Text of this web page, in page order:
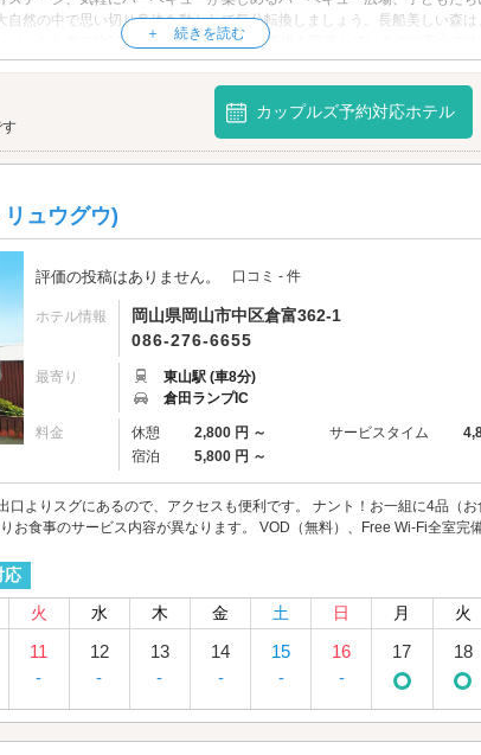
自然の中で思い切り身体を動かして気分転換しましょう。長船美しい森
ジ」から車で約10分です。広々とした駐車場も完備しているので安心です
エリアのラブホテルからもアクセスが便利です。
カップルズ予約対応ホテル
ュウグウ)
評価の投稿はありません。 口コミ - 件
ホテル情報
岡山県岡山市中区倉富362-1
086-276-6655
最寄り
東山駅 (車8分)
倉田ランプIC
料金 休憩 2,800 円 ～ サービスタイム
宿泊
5,800 円 ～
口よりスグにあるので、アクセスも便利です。 ナント！お一組に4品（
お食事のサービス内容が異なります。 VOD（無料）、Free Wi-Fi全室完
応
火 水 木 金 土 日 月 火
11
-
12
-
13
-
14
-
15
-
16
-
17 18